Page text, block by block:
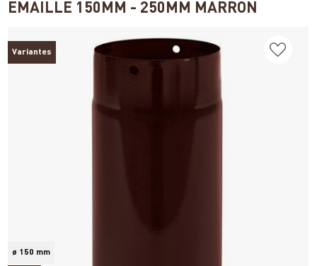
ÉMAILLÉ 150MM - 250MM MARRON
Variantes
ø 150 mm